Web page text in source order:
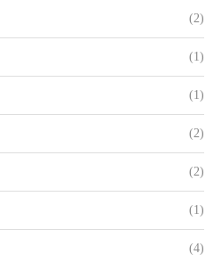
(2)
(1)
(1)
(2)
(2)
(1)
(4)